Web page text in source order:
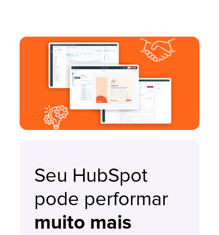
Seu HubSpot
pode performar
muito mais